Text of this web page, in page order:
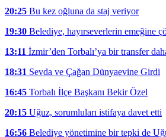
20:25 Bu kez oğluna da staj veriyor
19:30 Belediye, hayırseverlerin emeğine
13:11 İzmir’den Torbalı’ya bir transfer
18:31 Sevda ve Çağan Dünyaevine Girdi
16:45 Torbalı İlçe Başkanı Bekir Özel
20:15 Uğuz, sorumluları istifaya davet etti
16:56 Belediye yönetimine bir tepki de